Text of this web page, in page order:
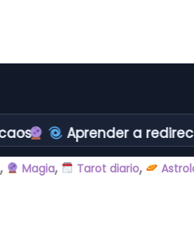
Aprender a
, Magia, Tarot diario,